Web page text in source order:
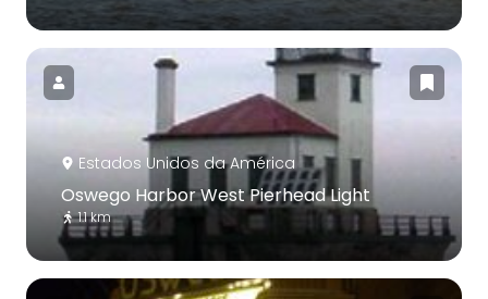
Estados Unidos da América
Oswego Harbor West Pierhead Light
1.1 km